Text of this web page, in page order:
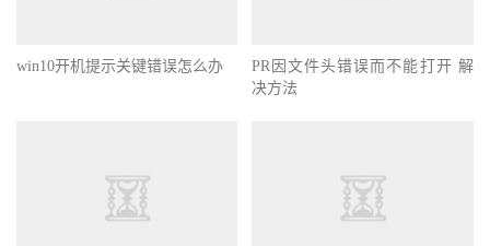
win10开机提示关键错误怎么办
PR因文件头错误而不能打开 解
决方法